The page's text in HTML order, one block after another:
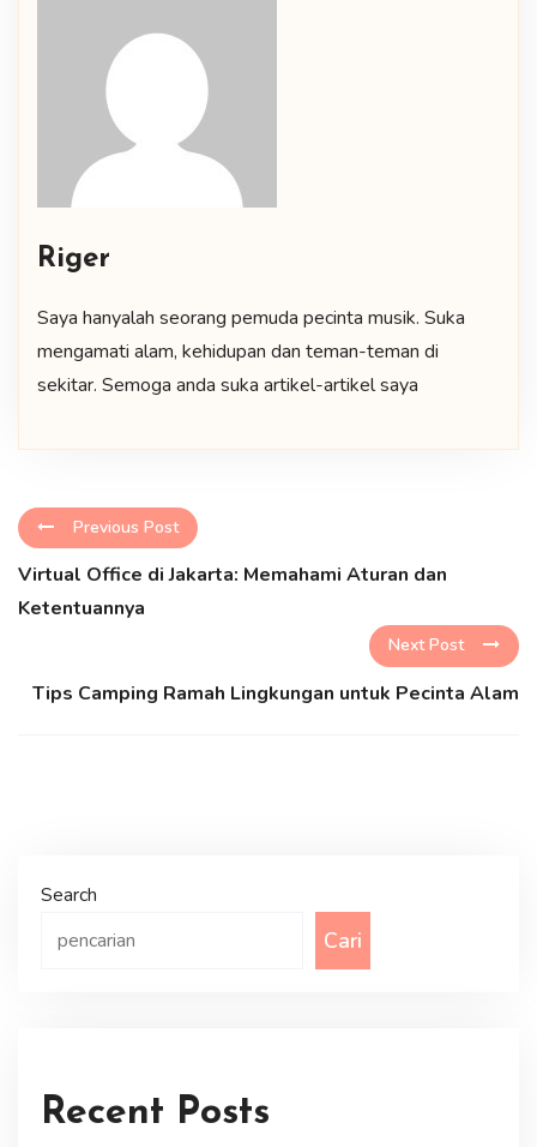
Riger
Saya hanyalah seorang pemuda pecinta musik. Suka
mengamati alam, kehidupan dan teman-teman di
sekitar. Semoga anda suka artikel-artikel saya
Previous Post
Virtual Office di Jakarta: Memahami Aturan dan
Ketentuannya
Next Post
Tips Camping Ramah Lingkungan untuk Pecinta Alam
Search
Cari
Recent Posts